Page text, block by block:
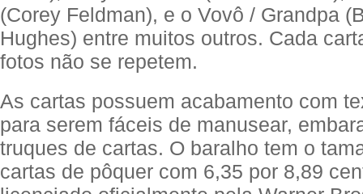
(Corey Feldman), e o Vovô / Grandpa
Hughes) entre muitos outros. Cada
fotos não se repetem.
As cartas possuem acabamento com
para serem fáceis de manusear,
truques de cartas. O baralho tem o
cartas de pôquer com 6,35 por 8,89